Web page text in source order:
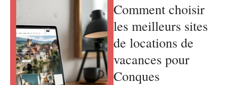
Comment choisir
les meilleurs sites
de locations de
vacances pour
Conques